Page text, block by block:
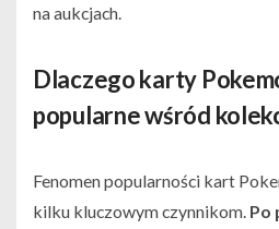
na aukcjach.
Dlaczego karty
popularne wśród
Fenomen popularności kart
kilku kluczowym czynnikom. Po